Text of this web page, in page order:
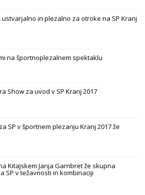
ustvarjalno in plezalno za otroke na SP Kranj
na športnoplezalnem spektaklu
Show za uvod v SP Kranj 2017
SP v športnem plezanju Kranj 2017 že
Kitajskem Janja Garnbret že skupna
SP v težavnosti in kombinaciji